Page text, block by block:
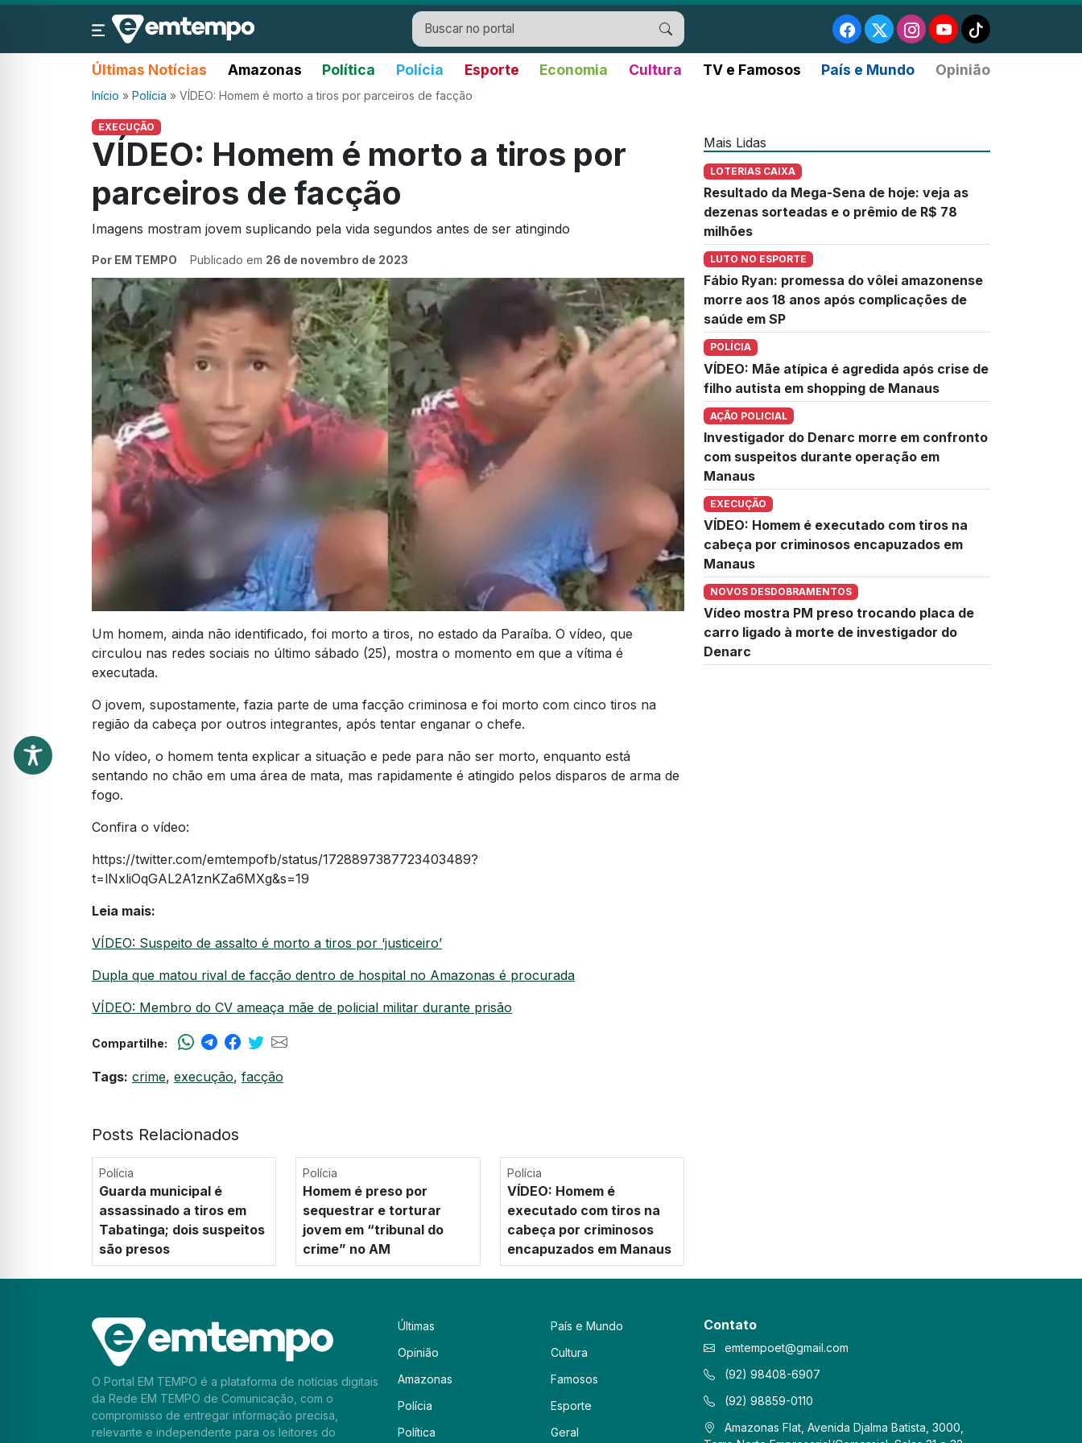
Últimas Notícias Amazonas Política Polícia Esporte Economia Cultura TV e Famosos País e Mundo Opinião
Início » Polícia » VÍDEO: Homem é morto a tiros por parceiros de facção
EXECUÇÃO
VÍDEO: Homem é morto a tiros por
parceiros de facção
Imagens mostram jovem suplicando pela vida segundos antes de ser atingindo
Por EM TEMPO Publicado em 26 de novembro de 2023
Um homem, ainda não identificado, foi morto a tiros, no estado da Paraíba. O vídeo, que
circulou nas redes sociais no último sábado (25), mostra o momento em que a vítima é
executada.
O jovem, supostamente, fazia parte de uma facção criminosa e foi morto com cinco tiros na
região da cabeça por outros integrantes, após tentar enganar o chefe.
No vídeo, o homem tenta explicar a situação e pede para não ser morto, enquanto está
sentando no chão em uma área de mata, mas rapidamente é atingido pelos disparos de arma de
fogo.
Confira o vídeo:
https://twitter.com/emtempofb/status/1728897387723403489?
t=lNxliOqGAL2A1znKZa6MXg&s=19
Leia mais:
VÍDEO: Suspeito de assalto é morto a tiros por ‘justiceiro’
Dupla que matou rival de facção dentro de hospital no Amazonas é procurada
VÍDEO: Membro do CV ameaça mãe de policial militar durante prisão
Compartilhe:
Tags: crime, execução, facção
Posts Relacionados
Polícia
Guarda municipal é
assassinado a tiros em
Tabatinga; dois suspeitos
são presos
Polícia
Homem é preso por
sequestrar e torturar
jovem em “tribunal do
crime” no AM
Polícia
VÍDEO: Homem é
executado com tiros na
cabeça por criminosos
encapuzados em Manaus
Mais Lidas
LOTERIAS CAIXA
Resultado da Mega-Sena de hoje: veja as
dezenas sorteadas e o prêmio de R$ 78
milhões
LUTO NO ESPORTE
Fábio Ryan: promessa do vôlei amazonense
morre aos 18 anos após complicações de
saúde em SP
POLÍCIA
VÍDEO: Mãe atípica é agredida após crise de
filho autista em shopping de Manaus
AÇÃO POLICIAL
Investigador do Denarc morre em confronto
com suspeitos durante operação em
Manaus
EXECUÇÃO
VÍDEO: Homem é executado com tiros na
cabeça por criminosos encapuzados em
Manaus
NOVOS DESDOBRAMENTOS
Vídeo mostra PM preso trocando placa de
carro ligado à morte de investigador do
Denarc
O Portal EM TEMPO é a plataforma de notícias digitais
da Rede EM TEMPO de Comunicação, com o
compromisso de entregar informação precisa,
relevante e independente para os leitores do
Últimas
Opinião
Amazonas
Polícia
Política
País e Mundo
Cultura
Famosos
Esporte
Geral
Contato
emtempoet@gmail.com
(92) 98408-6907
(92) 98859-0110
Amazonas Flat, Avenida Djalma Batista, 3000,